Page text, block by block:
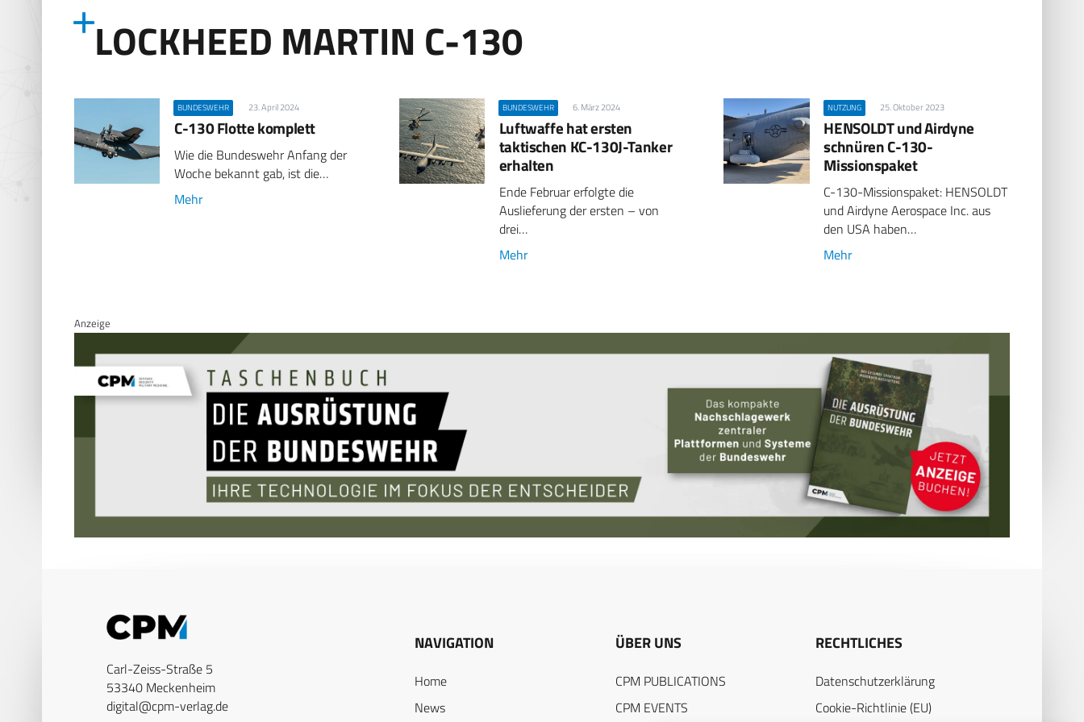
LOCKHEED MARTIN C-130
BUNDESWEHR 23. April 2024
C-130 Flotte komplett
Wie die Bundeswehr Anfang der
Woche bekannt gab, ist die…
Mehr
BUNDESWEHR 6. März 2024
Luftwaffe hat ersten
taktischen KC-130J-Tanker
erhalten
Ende Februar erfolgte die
Auslieferung der ersten – von
drei…
Mehr
NUTZUNG 25. Oktober 2023
HENSOLDT und Airdyne
schnüren C-130-
Missionspaket
C-130-Missionspaket: HENSOLDT
und Airdyne Aerospace Inc. aus
den USA haben…
Mehr
Anzeige
Carl-Zeiss-Straße 5
53340 Meckenheim
digital@cpm-verlag.de
NAVIGATION
Home
News
ÜBER UNS
CPM PUBLICATIONS
CPM EVENTS
RECHTLICHES
Datenschutzerklärung
Cookie-Richtlinie (EU)